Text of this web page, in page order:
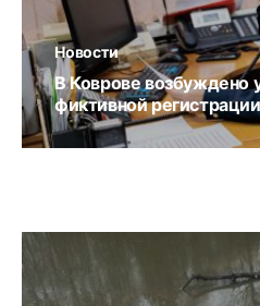
Новости
В Коврове возбуждено
фиктивной